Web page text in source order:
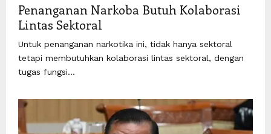
Penanganan Narkoba Butuh Kolaborasi
Lintas Sektoral
Untuk penanganan narkotika ini, tidak hanya sektoral
tetapi membutuhkan kolaborasi lintas sektoral, dengan
tugas fungsi...